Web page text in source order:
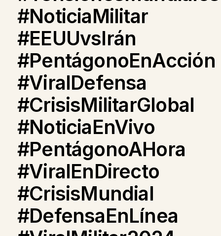
#NoticiaMilitar
#EEUUvsIrán
#PentágonoEnAcción
#ViralDefensa
#CrisisMilitarGlobal
#NoticiaEnVivo
#PentágonoAHora
#ViralEnDirecto
#CrisisMundial
#DefensaEnLínea